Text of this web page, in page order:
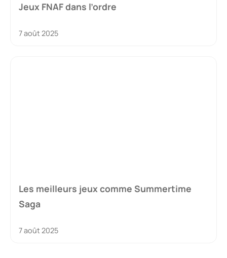
Jeux FNAF dans l’ordre
7 août 2025
Les meilleurs jeux comme Summertime
Saga
7 août 2025